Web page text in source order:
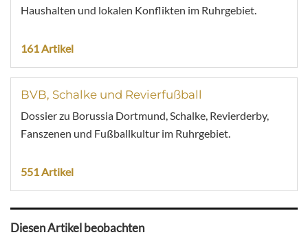
Haushalten und lokalen Konflikten im Ruhrgebiet.
161 Artikel
BVB, Schalke und Revierfußball
Dossier zu Borussia Dortmund, Schalke, Revierderby,
Fanszenen und Fußballkultur im Ruhrgebiet.
551 Artikel
Diesen Artikel beobachten